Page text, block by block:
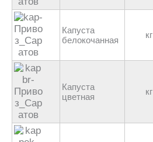
Капуста
белокочанная
кг
Капуста
цветная
кг